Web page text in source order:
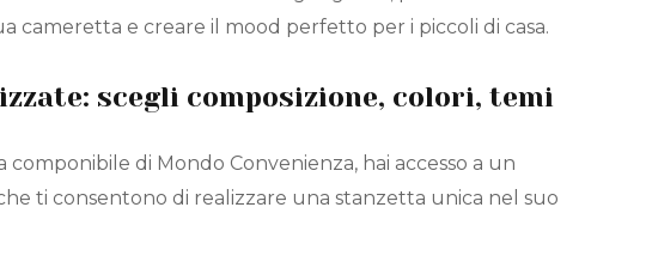
cameretta e creare il mood perfetto per i piccoli di casa.
scegli composizione, colori, temi
di Mondo Convenienza, hai accesso a un
ti consentono di realizzare una stanzetta unica nel suo